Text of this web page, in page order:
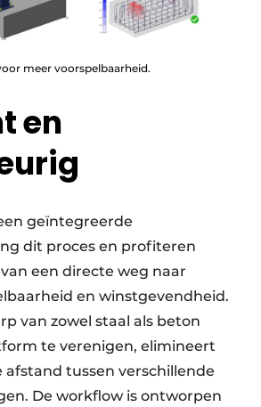
meer voorspelbaarheid.
en
geïntegreerde
dit proces en profiteren
een directe weg naar
en winstgevendheid.
van zowel staal als beton
te verenigen, elimineert
afstand tussen verschillende
De workflow is ontworpen